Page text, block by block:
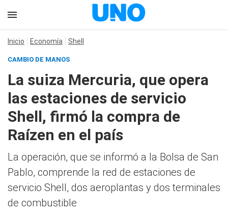
Inicio Economía Shell
CAMBIO DE MANOS
La suiza Mercuria, que opera
las estaciones de servicio
Shell, firmó la compra de
Raízen en el país
La operación, que se informó a la Bolsa de San
Pablo, comprende la red de estaciones de
servicio Shell, dos aeroplantas y dos terminales
de combustible